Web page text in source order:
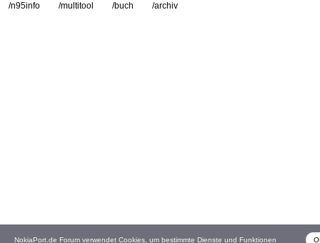
NokiaPort.de Forum verwendet Cookies, um bestimmte Dienste und Funktionen
/n95info /multitool /buch /archiv